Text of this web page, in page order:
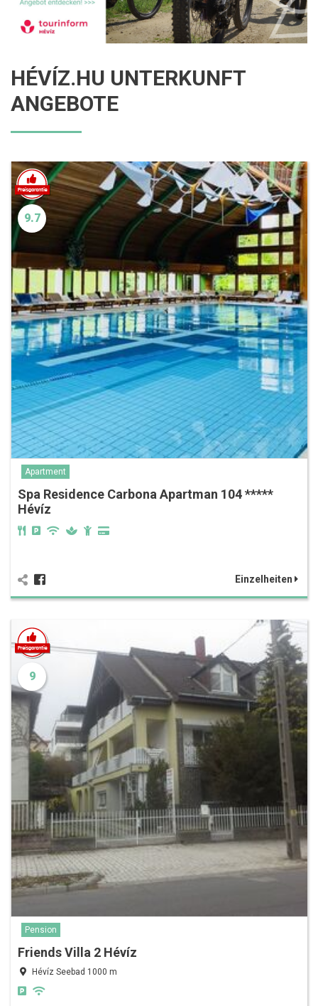
HÉVÍZ.HU UNTERKUNFT
ANGEBOTE
9.7
Apartment
Spa Residence Carbona Apartman 104 *****
Hévíz
Einzelheiten
9
Pension
Friends Villa 2 Hévíz
Hévíz Seebad 1000 m